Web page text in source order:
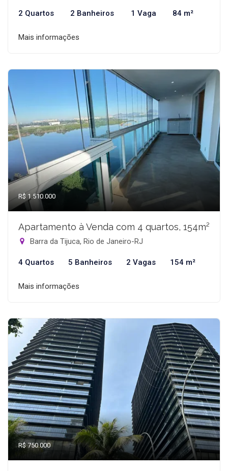
2 Quartos 2 Banheiros 1 Vaga 84 m²
Mais informações
R$ 1.510.000
Apartamento à Venda com 4 quartos, 154m²
Barra da Tijuca, Rio de Janeiro-RJ
4 Quartos 5 Banheiros 2 Vagas 154 m²
Mais informações
R$ 750.000